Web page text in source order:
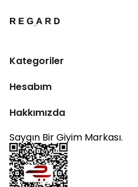
Kategoriler
Hesabım
Hakkımızda
Saygın Bir Giyim Markası.